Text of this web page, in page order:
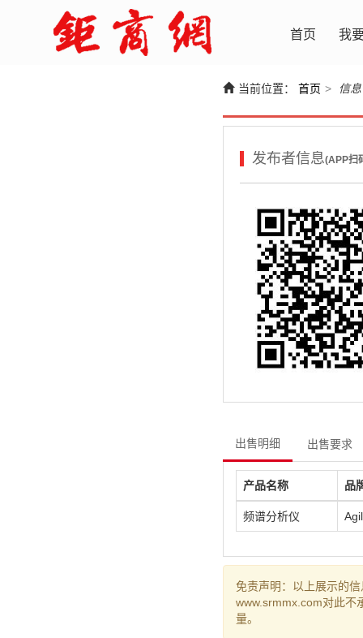
首页 我
当前位置： 首页 > 信
发布者信息(APP扫
出售明细 出售要求
产品名称 品
频谱分析仪
免责声明：以上展示的
www.srmmx.com对此不
量。